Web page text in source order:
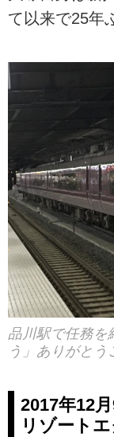
て以来で25年
品川駅で任務を
う」ありがとう
2017年12
リゾート